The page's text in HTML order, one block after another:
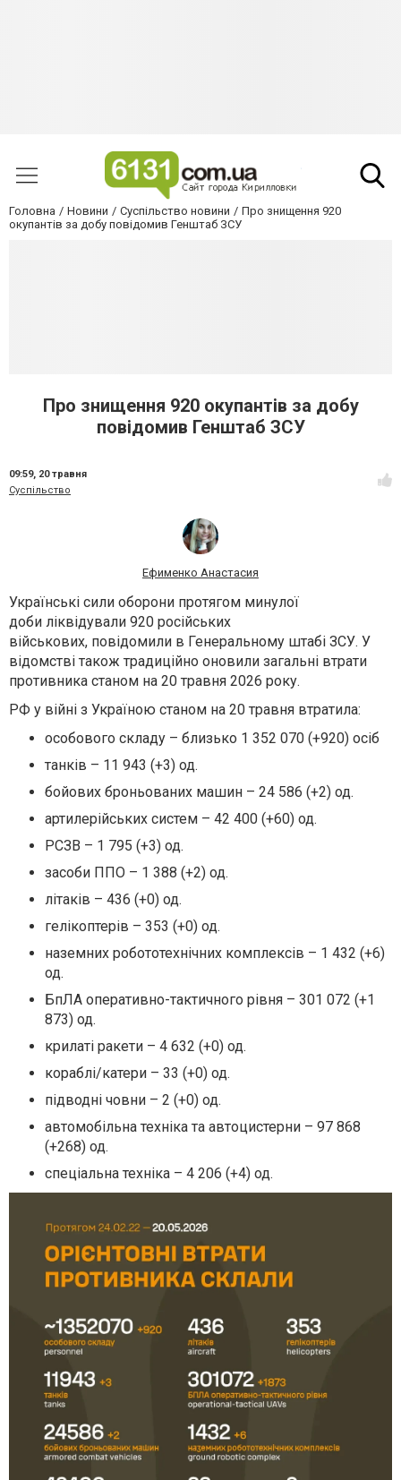
Головна Новини Суспільство новини
Про знищення 920
окупантів за добу повідомив Генштаб ЗСУ
Про знищення 920 окупантів за добу
повідомив Генштаб ЗСУ
09:59, 20 травня
Суспільство
Ефименко Анастасия
Українські сили оборони протягом минулої
доби ліквідували 920 російських
військових, повідомили в Генеральному штабі ЗСУ. У
відомстві також традиційно оновили загальні втрати
противника станом на 20 травня 2026 року.
РФ у війні з Україною станом на 20 травня втратила:
особового складу – близько 1 352 070 (+920) осіб
танків – 11 943 (+3) од.
бойових броньованих машин – 24 586 (+2) од.
артилерійських систем – 42 400 (+60) од.
РСЗВ – 1 795 (+3) од.
засоби ППО – 1 388 (+2) од.
літаків – 436 (+0) од.
гелікоптерів – 353 (+0) од.
наземних робототехнічних комплексів – 1 432 (+6)
од.
БпЛА оперативно-тактичного рівня – 301 072 (+1
873) од.
крилаті ракети – 4 632 (+0) од.
кораблі/катери – 33 (+0) од.
підводні човни – 2 (+0) од.
автомобільна техніка та автоцистерни – 97 868
(+268) од.
спеціальна техніка – 4 206 (+4) од.